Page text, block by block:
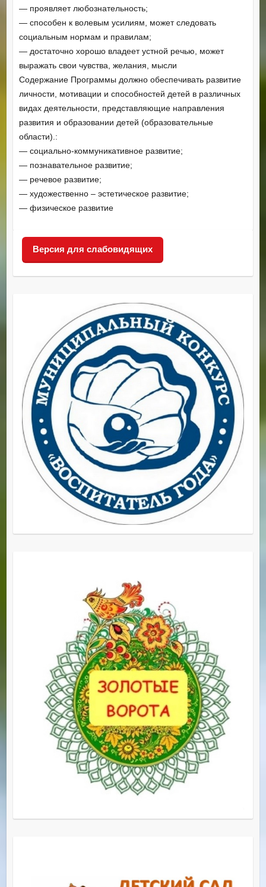
— проявляет любознательность;
— способен к волевым усилиям, может следовать
социальным нормам и правилам;
— достаточно хорошо владеет устной речью, может
выражать свои чувства, желания, мысли
Содержание Программы должно обеспечивать развитие
личности, мотивации и способностей детей в различных
видах деятельности, представляющие направления
развития и образовании детей (образовательные
области).:
— социально-коммуникативное развитие;
— познавательное развитие;
— речевое развитие;
— художественно – эстетическое развитие;
— физическое развитие
Версия для слабовидящих